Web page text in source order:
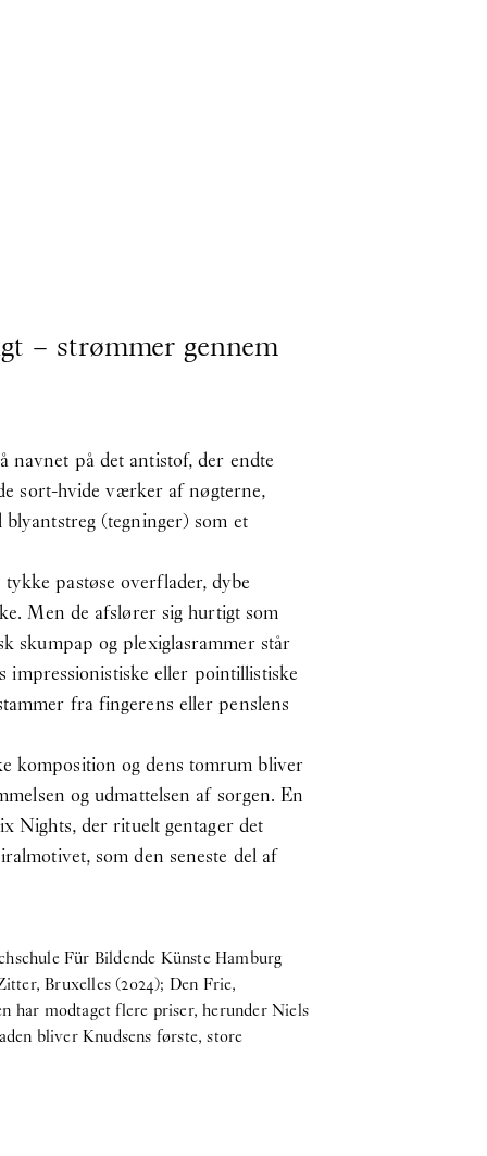
– strømmer gennem
navnet på det antistof, der endte
sort-hvide værker af nøgterne,
(tegninger) som et
pastøse overflader, dybe
Men de afslører sig hurtigt som
skumpap og plexiglasrammer står
impressionistiske eller pointillistiske
fra fingerens eller penslens
komposition og dens tomrum bliver
og udmattelsen af sorgen. En
Nights, der rituelt gentager det
som den seneste del af
Für Bildende Künste Hamburg
Bruxelles (2024); Den Frie,
har modtaget flere priser, herunder Niels
bliver Knudsens første, store